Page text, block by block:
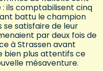
ils comptabilisent cinq
battu le champion
satisfaire de leur
par deux fois de
à Strassen avant
bien plus attentifs ce
mésaventure.